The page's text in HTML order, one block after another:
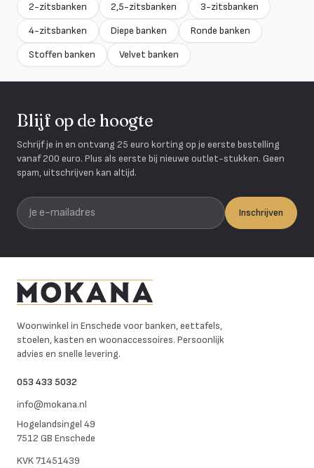
2-zitsbanken 2,5-zitsbanken
3-zitsbanken
4-zitsbanken
Diepe banken
Ronde banken
Stoffen banken
Velvet banken
Blijf op de hoogte
Schrijf je in en ontvang 25 euro korting op je eerste bestelling
vanaf 200 euro. Plus als eerste bij nieuwe outlet-stukken. Geen
spam, uitschrijven kan altijd.
Je e-mailadres
Inschrijven
Woonwinkel in Enschede voor banken, eettafels,
stoelen, kasten en woonaccessoires. Persoonlijk
advies en snelle levering.
053 433 5032
info@mokana.nl
Hogelandsingel 49
7512 GB Enschede
KVK71451439